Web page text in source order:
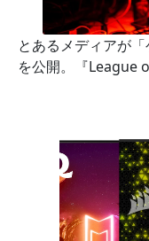
とあるメディアが
を公開。『League